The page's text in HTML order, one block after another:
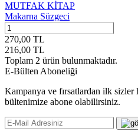
MUTFAK KİTAP
Makarna Süzgeci
270,00 TL
216,00 TL
Toplam 2 ürün bulunmaktadır.
E-Bülten Aboneliği
Kampanya ve fırsatlardan ilk sizler
bültenimize abone olabilirsiniz.